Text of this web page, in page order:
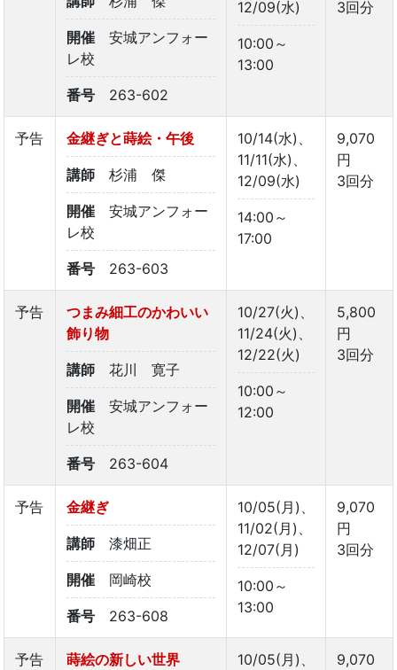
開催
安城アンフォー
レ校
番号 263-602
12/09(水)
10:00～
13:00
3回分
予告 金継ぎと蒔絵・午後
講師 杉浦 傑
開催
安城アンフォー
レ校
番号 263-603
10/14(水)、
11/11(水)、
12/09(水)
14:00～
17:00
9,070
円
3回分
予告
つまみ細工のかわいい
飾り物
講師 花川 寛子
開催
安城アンフォー
レ校
番号 263-604
10/27(火)、
11/24(火)、
12/22(火)
10:00～
12:00
5,800
円
3回分
予告 金継ぎ
講師 漆畑正
開催 岡崎校
番号 263-608
10/05(月)、
11/02(月)、
12/07(月)
10:00～
13:00
9,070
円
3回分
予告 蒔絵の新しい世界
10/05(月)、
9,070